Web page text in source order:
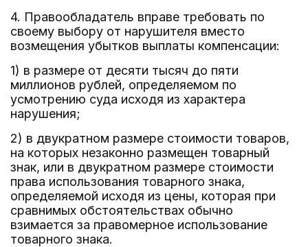
4. Правообладатель вправе требовать по
своему выбору от нарушителя вместо
возмещения убытков выплаты компенсации:
1) в размере от десяти тысяч до пяти
миллионов рублей, определяемом по
усмотрению суда исходя из характера
нарушения;
2) в двукратном размере стоимости товаров,
на которых незаконно размещен товарный
знак, или в двукратном размере стоимости
права использования товарного знака,
определяемой исходя из цены, которая при
сравнимых обстоятельствах обычно
взимается за правомерное использование
товарного знака.